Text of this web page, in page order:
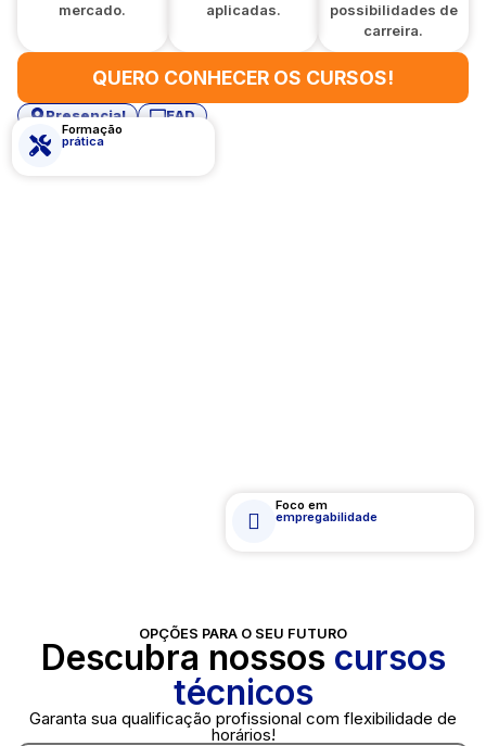
mercado.
aplicadas.
possibilidades de
carreira.
QUERO CONHECER OS CURSOS!
Presencial EAD
Foco em
empregabilidade
Formação
prática
OPÇÕES PARA O SEU FUTURO
Descubra nossos cursos
técnicos
Garanta sua qualificação profissional com flexibilidade de
horários!